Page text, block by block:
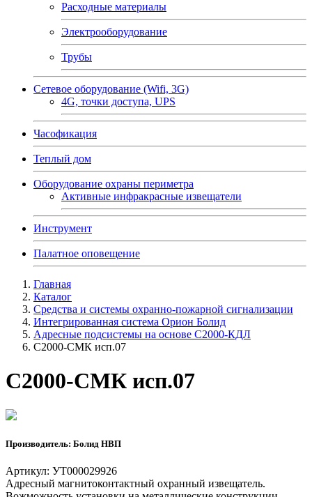
Расходные материалы
Электрооборудование
Трубы
Сетевое оборудование (Wifi, 3G)
4G, точки доступа, UPS
Часофикация
Теплый дом
Оборудование охраны периметра
Активные инфракрасные извещатели
Инструмент
Палатное оповещение
Главная
Каталог
Средства и системы охранно-пожарной сигнализации
Интегрированная система Орион Болид
Адресные подсистемы на основе С2000-КДЛ
С2000-СМК исп.07
С2000-СМК исп.07
Производитель: Болид НВП
Артикул: УТ000029926
Адресный магнитоконтактный охранный извещатель.